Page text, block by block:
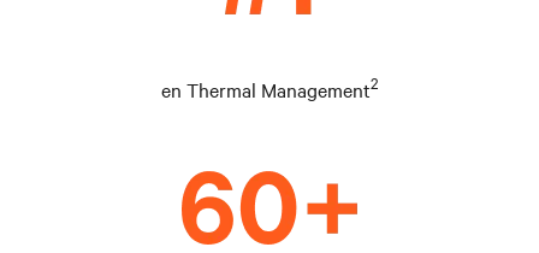
en Thermal Management2